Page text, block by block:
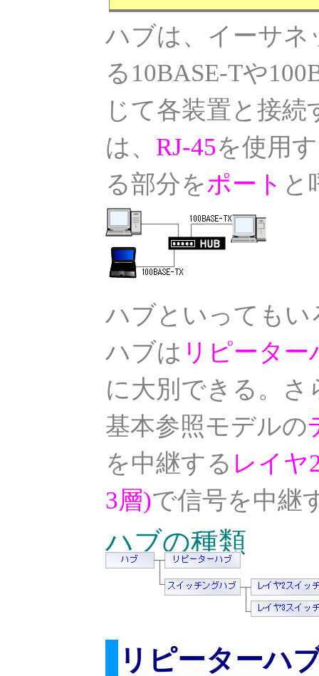
ハブは、イーサネ
る10BASE-Tや
じて各装置と接続
は、 RJ-45を使用
る部分をポート と
ハブといっても
ハブは リピーター
に大別できる。
基本参照モデルの
を中継する レイヤ
3層)で信号を中継
ハブの種類
リピーターハ